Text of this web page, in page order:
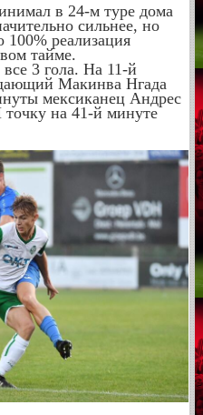
в 24-м туре дома
сильнее, но
реализация
тайме.
3 гола. На 11-й
Макинва Нгада
мексиканец Андрес
точку на 41-й минуте